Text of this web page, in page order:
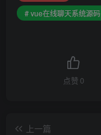
# vue在线聊天系统源码
点赞 0
上一篇